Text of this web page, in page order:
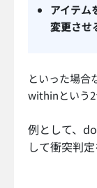
アイテム
変更させ
といった場合
withinという2
例として、
して衝突判